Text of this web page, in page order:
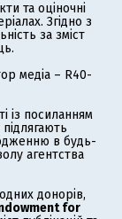
та оціночні
Згідно з
за зміст
медіа – R40-
із посиланням
в будь-
агентства
донорів,
for